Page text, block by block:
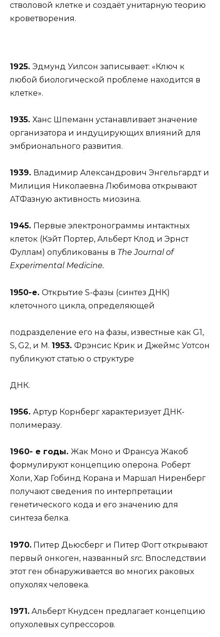
стволовой клетке и создаёт унитарную теорию
кроветворения.
1925. Эдмунд Уилсон записывает: «Ключ к
любой биологической проблеме находится в
клетке».
1935. Ханс Шпеманн устанавливает значение
организатора и индуцирующих влияний для
эмбрионального развития.
1939. Владимир Александрович Энгельгардт и
Милиция Николаевна Любимова открывают
АТФазную активность миозина.
1945. Первые электронограммы интактных
клеток (Кэйт Портер, Альберт Клод и Эрнст
Фуллам) опубликованы в The Journal of
Experimental Medicine.
1950-е. Открытие S-фазы (синтез ДНК)
клеточного цикла, определяющей
подразделение его на фазы, известные как G1,
S, G2, и M. 1953. Фрэнсис Крик и Джеймс Уотсон
публикуют статью о структуре
ДНК.
1956. Артур Корнберг характеризует ДНК-
полимеразу.
1960- е годы. Жак Моно и Франсуа Жакоб
формулируют концепцию оперона. Роберт
Холи, Хар Гобинд Корана и Маршал Ниренберг
получают сведения по интерпретации
генетического кода и его значению для
синтеза белка.
1970. Питер Дьюсберг и Питер Фогт открывают
первый онкоген, названный src. Впоследствии
этот ген обнаруживается во многих раковых
опухолях человека.
1971. Альберт Кнудсен предлагает концепцию
опухолевых супрессоров.